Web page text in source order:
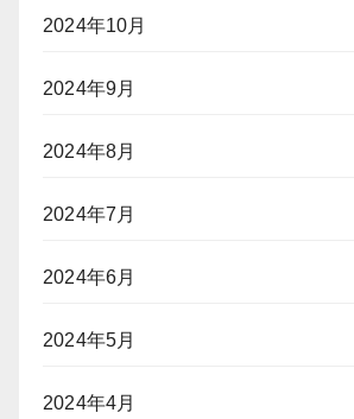
2024年10月
2024年9月
2024年8月
2024年7月
2024年6月
2024年5月
2024年4月